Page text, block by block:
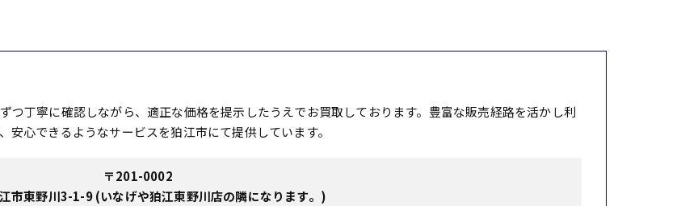
つ丁寧に確認しながら、適正な価格を提示したうえでお買取しております。豊富な販売経路を活かし利
安心できるようなサービスを狛江市にて提供しています。
〒201-0002
市東野川3-1-9 (いなげや狛江東野川店の隣になります。)